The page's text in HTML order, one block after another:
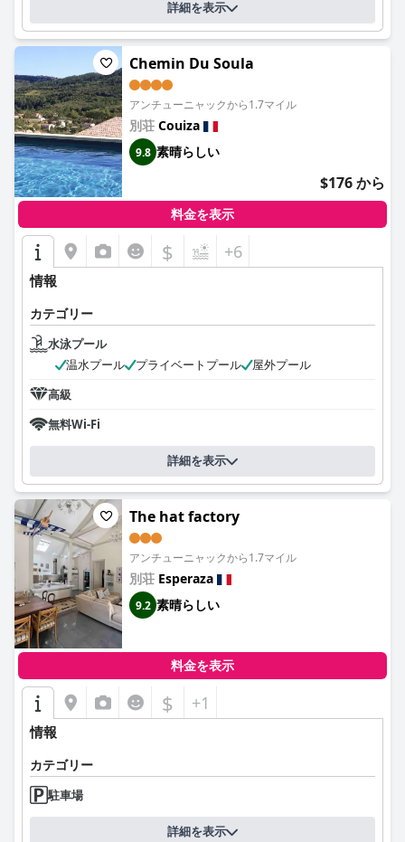
詳細を表示
Chemin Du Soula
アンチューニャックから1.7マイル
別荘 Couiza
9.8 素晴らしい
$176 から
料金を表示
$ +6
情報
カテゴリー
水泳プール
温水プール
プライベートプール
屋外プール
高級
無料Wi-Fi
詳細を表示
The hat factory
アンチューニャックから1.7マイル
別荘 Esperaza
9.2 素晴らしい
料金を表示
$ +1
情報
カテゴリー
駐車場
詳細を表示